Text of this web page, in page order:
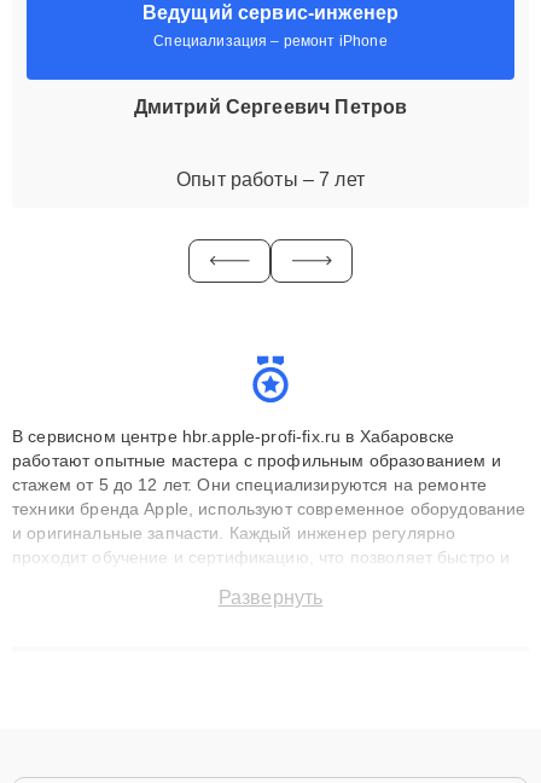
Ведущий сервис-инженер
Специализация – ремонт iPhone
Дмитрий Сергеевич Петров
Опыт работы – 7 лет
В сервисном центре hbr.apple-profi-fix.ru в Хабаровске
работают опытные мастера с профильным образованием и
стажем от 5 до 12 лет. Они специализируются на ремонте
техники бренда Apple, используют современное оборудование
и оригинальные запчасти. Каждый инженер регулярно
проходит обучение и сертификацию, что позволяет быстро и
сохранением гарантии до 3 лет. Наши мастера решают
Развернуть